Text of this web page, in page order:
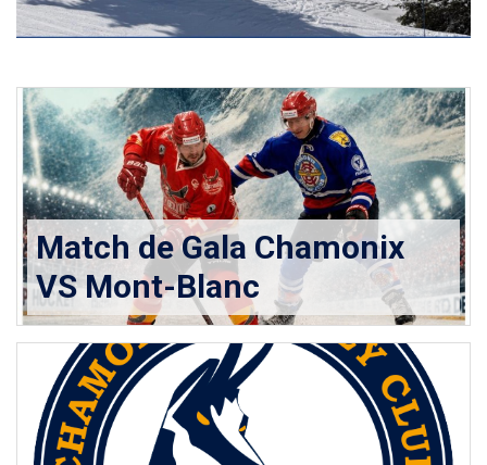
Match de Gala Chamonix
VS Mont-Blanc